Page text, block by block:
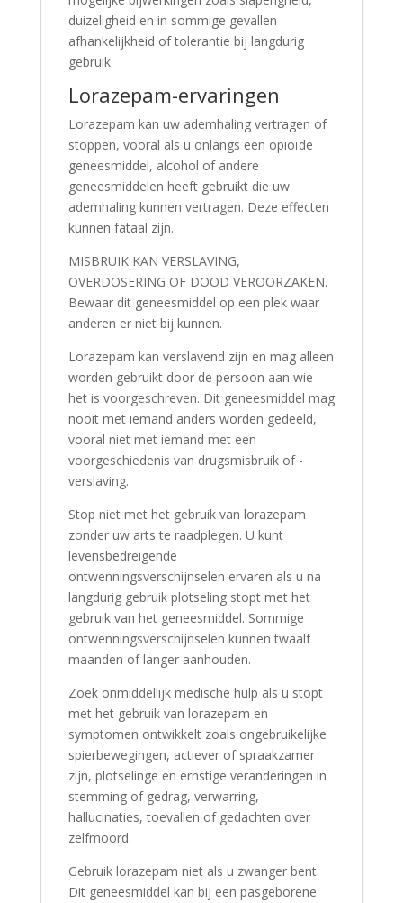
duizeligheid en in sommige gevallen
afhankelijkheid of tolerantie bij langdurig
gebruik.
Lorazepam-ervaringen
Lorazepam kan uw ademhaling vertragen of
stoppen, vooral als u onlangs een opioïde
geneesmiddel, alcohol of andere
geneesmiddelen heeft gebruikt die uw
ademhaling kunnen vertragen. Deze effecten
kunnen fataal zijn.
MISBRUIK KAN VERSLAVING,
OVERDOSERING OF DOOD VEROORZAKEN.
Bewaar dit geneesmiddel op een plek waar
anderen er niet bij kunnen.
Lorazepam kan verslavend zijn en mag alleen
worden gebruikt door de persoon aan wie
het is voorgeschreven. Dit geneesmiddel mag
nooit met iemand anders worden gedeeld,
vooral niet met iemand met een
voorgeschiedenis van drugsmisbruik of -
verslaving.
Stop niet met het gebruik van lorazepam
zonder uw arts te raadplegen. U kunt
levensbedreigende
ontwenningsverschijnselen ervaren als u na
langdurig gebruik plotseling stopt met het
gebruik van het geneesmiddel. Sommige
ontwenningsverschijnselen kunnen twaalf
maanden of langer aanhouden.
Zoek onmiddellijk medische hulp als u stopt
met het gebruik van lorazepam en
symptomen ontwikkelt zoals ongebruikelijke
spierbewegingen, actiever of spraakzamer
zijn, plotselinge en ernstige veranderingen in
stemming of gedrag, verwarring,
hallucinaties, toevallen of gedachten over
zelfmoord.
Gebruik lorazepam niet als u zwanger bent.
Dit geneesmiddel kan bij een pasgeborene